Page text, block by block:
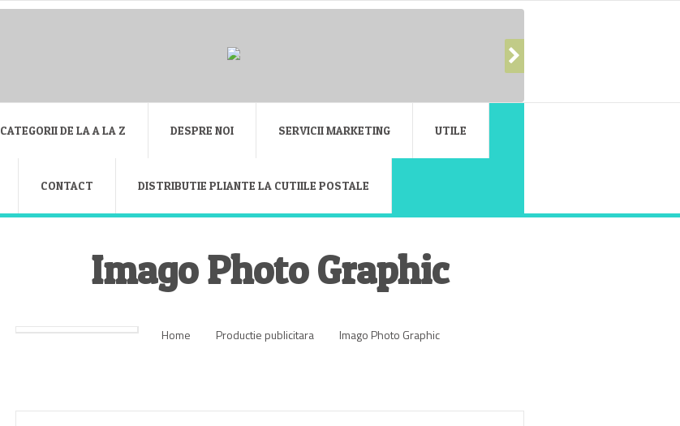
CATEGORII DE LA A LA Z DESPRE NOI SERVICII MARKETING UTILE
CONTACT DISTRIBUTIE PLIANTE LA CUTIILE POSTALE
Imago Photo Graphic
Home Productie publicitara Imago Photo Graphic